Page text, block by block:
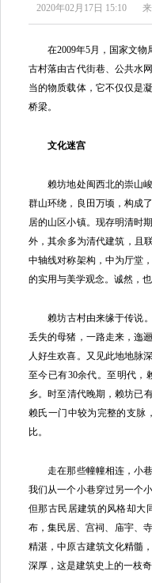
2020年02月17日 15:10
在2009年5月，国家文物
古村落由古代街巷、公共水
当的物质载体，它不仅仅是
桥梁。
文化迷宫
赖坊地处闽西北的崇山峻
群山环绕，良田万顷，构成
居的山区小镇。现存明清时
外，其余多为清代建筑，且
中轴线对称架构，中为厅堂
的实用与美学观念。诚然，
赖坊古村由来缘于传说。
丢失的母猪，一路走来，迤
人好生欢喜。又见此地地脉
至今已有30余代。至明代，
乡。时至清代晚期，赖坊已
赖氏一门中较为完整的支脉
比。
走在那些幢幢相连，小巷
我们从一个小巷穿过另一个
但那古民居建筑的风格却大
布，集民居、宫祠、庙宇、
精湛，中原古建筑文化精髓
深厚，这是建筑史上的一枝